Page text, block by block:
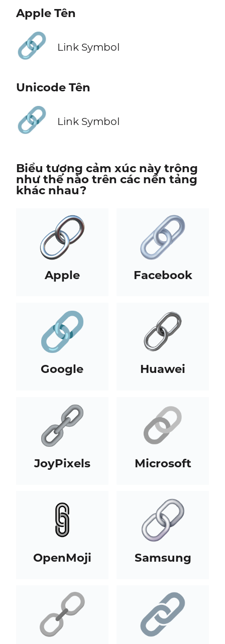
Apple Tên
🔗 Link Symbol
Unicode Tên
🔗 Link Symbol
Biểu tượng cảm xúc này trông
như thế nào trên các nền tảng
khác nhau?
Apple Facebook
Google Huawei
JoyPixels Microsoft
OpenMoji Samsung